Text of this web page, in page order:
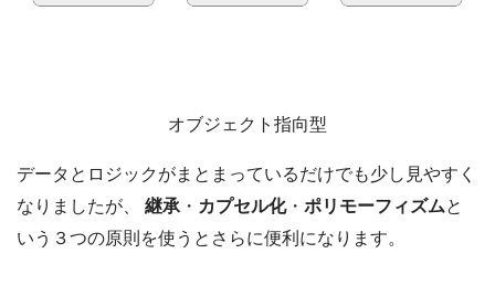
オブジェクト指向型
データとロジックがまとまっているだけでも少し見やすく
なりましたが、 継承 ・ カプセル化・ ポリモーフィズムと
いう３つの原則を使うとさらに便利になります。